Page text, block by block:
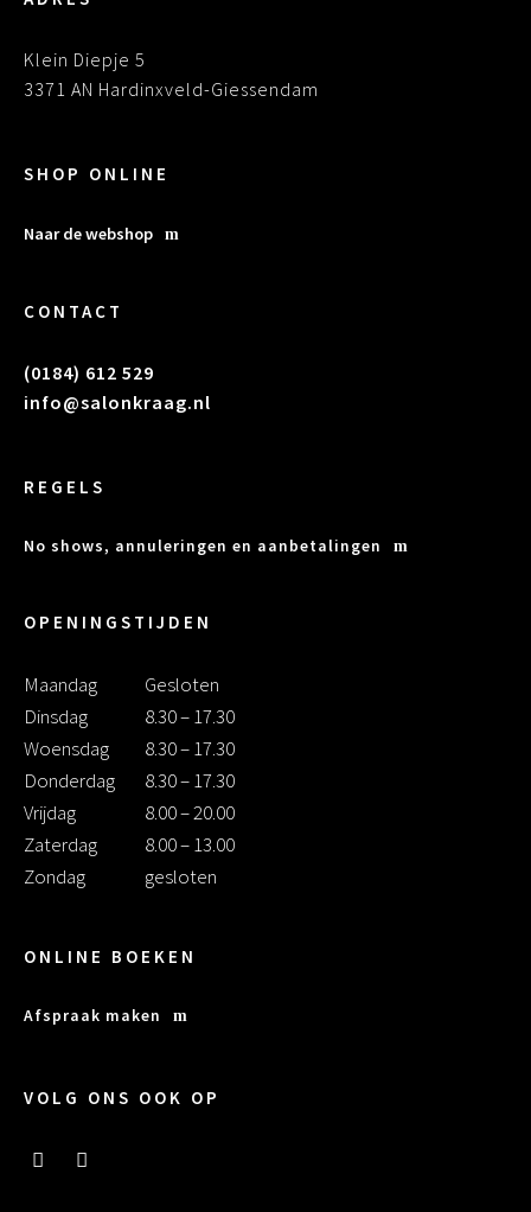
Klein Diepje 5
3371 AN Hardinxveld-Giessendam
SHOP ONLINE
Naar de webshop
CONTACT
(0184) 612 529
info@salonkraag.nl
REGELS
No shows, annuleringen en aanbetalingen
OPENINGSTIJDEN
Maandag
Gesloten
Dinsdag
8.30 – 17.30
Woensdag
8.30 – 17.30
Donderdag
8.30 – 17.30
Vrijdag
8.00 – 20.00
Zaterdag
8.00 – 13.00
Zondag
gesloten
ONLINE BOEKEN
Afspraak maken
VOLG ONS OOK OP